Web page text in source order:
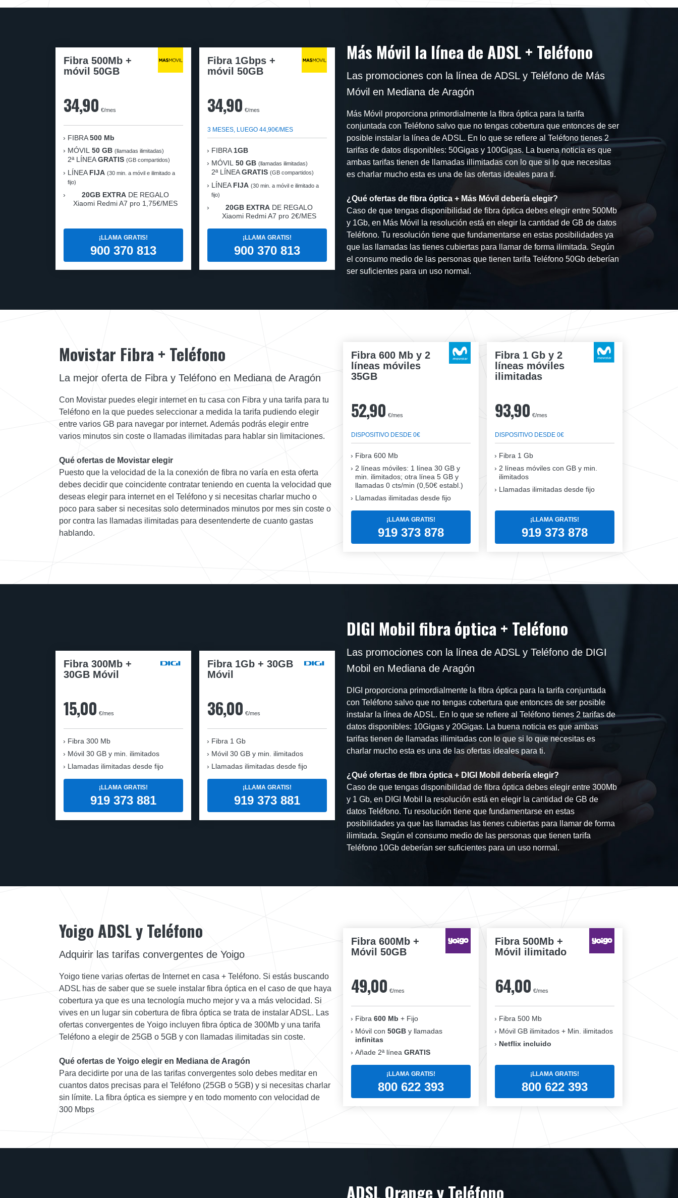
Fibra 500Mb +
móvil 50GB
34,90 €/mes
FIBRA 500 Mb
MÓVIL 50 GB (llamadas ilimitadas)
2ª LÍNEAGRATIS (GB compartidos)
LÍNEA FIJA (30 min. a móvil e ilimitado a
fijo)
20GB EXTRA DE REGALO
Xiaomi Redmi A7 pro 1,75€/MES
¡LLAMA GRATIS!
900 370 813
Fibra 1Gbps +
móvil 50GB
34,90 €/mes
3 MESES, LUEGO 44,90€/MES
FIBRA 1GB
MÓVIL 50 GB (llamadas ilimitadas)
2ª LÍNEAGRATIS (GB compartidos)
LÍNEA FIJA (30 min. a móvil e ilimitado a
fijo)
20GB EXTRA DE REGALO
Xiaomi Redmi A7 pro 2€/MES
¡LLAMA GRATIS!
900 370 813
Más Móvil la línea de ADSL + Teléfono
Las promociones con la línea de ADSL y Teléfono de Más
Móvil en Mediana de Aragón
Más Móvil proporciona primordialmente la fibra óptica para la tarifa
conjuntada con Teléfono salvo que no tengas cobertura que entonces de ser
posible instalar la línea de ADSL. En lo que se refiere al Teléfono tienes 2
tarifas de datos disponibles: 50Gigas y 100Gigas. La buena noticia es que
ambas tarifas tienen de llamadas illimitadas con lo que si lo que necesitas
es charlar mucho esta es una de las ofertas ideales para ti.
¿Qué ofertas de fibra óptica + Más Móvil debería elegir?
Caso de que tengas disponibilidad de fibra óptica debes elegir entre 500Mb
y 1Gb, en Más Móvil la resolución está en elegir la cantidad de GB de datos
Teléfono. Tu resolución tiene que fundamentarse en estas posibilidades ya
que las llamadas las tienes cubiertas para llamar de forma ilimitada. Según
el consumo medio de las personas que tienen tarifa Teléfono 50Gb deberían
ser suficientes para un uso normal.
Fibra 600 Mb y 2
líneas móviles
35GB
52,90 €/mes
DISPOSITIVO DESDE 0€
Fibra 600 Mb
2 líneas móviles: 1 línea 30 GB y
min. ilimitados; otra línea 5 GB y
llamadas 0 cts/min (0,50€ establ.)
Llamadas ilimitadas desde fijo
¡LLAMA GRATIS!
919 373 878
Fibra 1 Gb y 2
líneas móviles
ilimitadas
93,90 €/mes
DISPOSITIVO DESDE 0€
Fibra 1 Gb
2 líneas móviles con GB y min.
ilimitados
Llamadas ilimitadas desde fijo
¡LLAMA GRATIS!
919 373 878
Movistar Fibra + Teléfono
La mejor oferta de Fibra y Teléfono en Mediana de Aragón
Con Movistar puedes elegir internet en tu casa con Fibra y una tarifa para tu
Teléfono en la que puedes seleccionar a medida la tarifa pudiendo elegir
entre varios GB para navegar por internet. Además podrás elegir entre
varios minutos sin coste o llamadas ilimitadas para hablar sin limitaciones.
Qué ofertas de Movistar elegir
Puesto que la velocidad de la la conexión de fibra no varía en esta oferta
debes decidir que coincidente contratar teniendo en cuenta la velocidad que
deseas elegir para internet en el Teléfono y si necesitas charlar mucho o
poco para saber si necesitas solo determinados minutos por mes sin coste o
por contra las llamadas ilimitadas para desentenderte de cuanto gastas
hablando.
Fibra 300Mb +
30GB Móvil
15,00 €/mes
Fibra 300 Mb
Móvil 30 GB y min. ilimitados
Llamadas ilimitadas desde fijo
¡LLAMA GRATIS!
919 373 881
Fibra 1Gb + 30GB
Móvil
36,00 €/mes
Fibra 1 Gb
Móvil 30 GB y min. ilimitados
Llamadas ilimitadas desde fijo
¡LLAMA GRATIS!
919 373 881
DIGI Mobil fibra óptica + Teléfono
Las promociones con la línea de ADSL y Teléfono de DIGI
Mobil en Mediana de Aragón
DIGI proporciona primordialmente la fibra óptica para la tarifa conjuntada
con Teléfono salvo que no tengas cobertura que entonces de ser posible
instalar la línea de ADSL. En lo que se refiere al Teléfono tienes 2 tarifas de
datos disponibles: 10Gigas y 20Gigas. La buena noticia es que ambas
tarifas tienen de llamadas illimitadas con lo que si lo que necesitas es
charlar mucho esta es una de las ofertas ideales para ti.
¿Qué ofertas de fibra óptica + DIGI Mobil debería elegir?
Caso de que tengas disponibilidad de fibra óptica debes elegir entre 300Mb
y 1 Gb, en DIGI Mobil la resolución está en elegir la cantidad de GB de
datos Teléfono. Tu resolución tiene que fundamentarse en estas
posibilidades ya que las llamadas las tienes cubiertas para llamar de forma
ilimitada. Según el consumo medio de las personas que tienen tarifa
Teléfono 10Gb deberían ser suficientes para un uso normal.
Fibra 600Mb +
Móvil 50GB
49,00 €/mes
Fibra 600 Mb + Fijo
Móvil con 50GB y llamadas
infinitas
Añade 2ª línea GRATIS
¡LLAMA GRATIS!
800 622 393
Fibra 500Mb +
Móvil ilimitado
64,00 €/mes
Fibra 500 Mb
Móvil GB ilimitados + Min. ilimitados
Netflix incluido
¡LLAMA GRATIS!
800 622 393
Yoigo ADSL y Teléfono
Adquirir las tarifas convergentes de Yoigo
Yoigo tiene varias ofertas de Internet en casa + Teléfono. Si estás buscando
ADSL has de saber que se suele instalar fibra óptica en el caso de que haya
cobertura ya que es una tecnología mucho mejor y va a más velocidad. Si
vives en un lugar sin cobertura de fibra óptica se trata de instalar ADSL. Las
ofertas convergentes de Yoigo incluyen fibra óptica de 300Mb y una tarifa
Teléfono a elegir de 25GB o 5GB y con llamadas ilimitadas sin coste.
Qué ofertas de Yoigo elegir en Mediana de Aragón
Para decidirte por una de las tarifas convergentes solo debes meditar en
cuantos datos precisas para el Teléfono (25GB o 5GB) y si necesitas charlar
sin límite. La fibra óptica es siempre y en todo momento con velocidad de
300 Mbps
ADSL Orange y Teléfono